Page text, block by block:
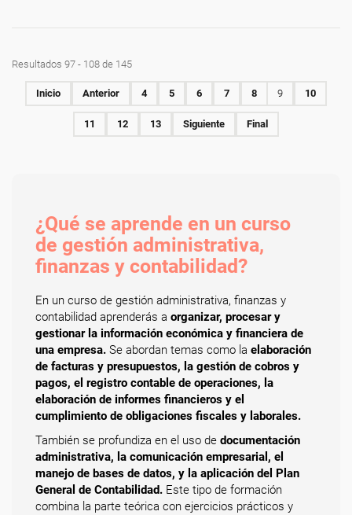
Resultados 97 - 108 de 145
Inicio Anterior 4 5 6 7 8 9 10
11 12 13 Siguiente Final
¿Qué se aprende en un curso
de gestión administrativa,
finanzas y contabilidad?
En un curso de gestión administrativa, finanzas y
contabilidad aprenderás a organizar, procesar y
gestionar la información económica y financiera de
una empresa. Se abordan temas como la elaboración
de facturas y presupuestos, la gestión de cobros y
pagos, el registro contable de operaciones, la
elaboración de informes financieros y el
cumplimiento de obligaciones fiscales y laborales.
También se profundiza en el uso de documentación
administrativa, la comunicación empresarial, el
manejo de bases de datos, y la aplicación del Plan
General de Contabilidad. Este tipo de formación
combina la parte teórica con ejercicios prácticos y